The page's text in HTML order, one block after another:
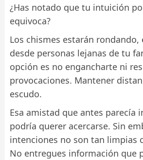
¿Has notado que tu intuición
equivoca?
Los chismes estarán rondando,
desde personas lejanas de tu
opción es no engancharte ni
provocaciones. Mantener
escudo.
Esa amistad que antes parecía
podría querer acercarse. Sin
intenciones no son tan limpias
No entregues información que